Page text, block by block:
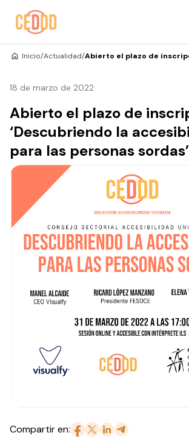
Inicio/Actualidad/Abierto el plazo de
18 de marzo de 2022
Abierto el plazo de
‘Descubriendo la
para las personas sordas’
Compartir en: